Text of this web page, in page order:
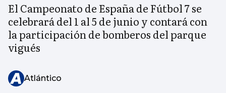
El Campeonato de España de Fútbol 7 se
celebrará del 1 al 5 de junio y contará con
la participación de bomberos del parque
vigués
Atlántico